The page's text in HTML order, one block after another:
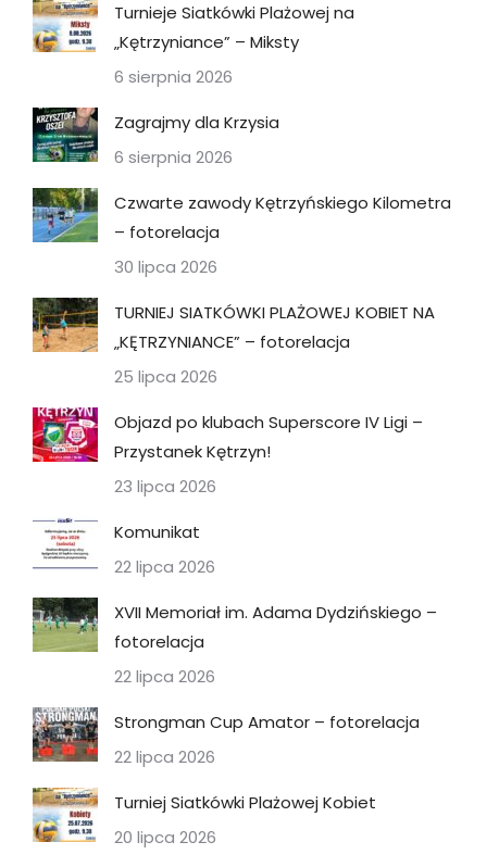
Turnieje Siatkówki Plażowej na
„Kętrzyniance” – Miksty
6 sierpnia 2026
Zagrajmy dla Krzysia
6 sierpnia 2026
Czwarte zawody Kętrzyńskiego Kilometra
– fotorelacja
30 lipca 2026
TURNIEJ SIATKÓWKI PLAŻOWEJ KOBIET NA
„KĘTRZYNIANCE” – fotorelacja
25 lipca 2026
Objazd po klubach Superscore IV Ligi –
Przystanek Kętrzyn!
23 lipca 2026
Komunikat
22 lipca 2026
XVII Memoriał im. Adama Dydzińskiego –
fotorelacja
22 lipca 2026
Strongman Cup Amator – fotorelacja
22 lipca 2026
Turniej Siatkówki Plażowej Kobiet
20 lipca 2026